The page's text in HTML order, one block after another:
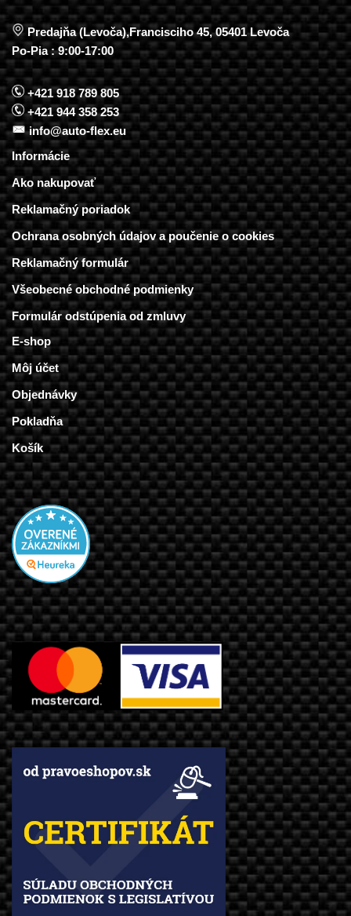
Predajňa (Levoča),Francisciho 45, 05401 Levoča
Po-Pia : 9:00-17:00
+421 918 789 805
+421 944 358 253
info@auto-flex.eu
Informácie
Ako nakupovať
Reklamačný poriadok
Ochrana osobných údajov a poučenie o cookies
Reklamačný formulár
Všeobecné obchodné podmienky
Formulár odstúpenia od zmluvy
E-shop
Môj účet
Objednávky
Pokladňa
Košík